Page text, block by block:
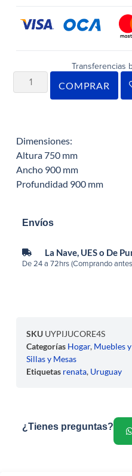
Transferencias
COMPRAR
Dimensiones:
Altura 750 mm
Ancho 900 mm
Profundidad 900 mm
Envíos
La Nave, UES o De
De 24 a 72hrs (Comprando
SKU UYPIJUCORE4S
Categorías Hogar, Muebles
Sillas y Mesas
Etiquetas renata, Uruguay
¿Tienes preguntas?